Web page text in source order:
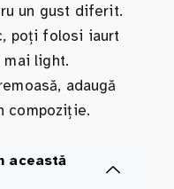
un gust diferit.
poți folosi iaurt
mai light.
adaugă
compoziție.
această